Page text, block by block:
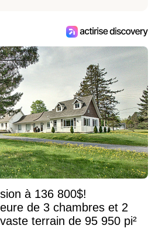
à 136 800$!
de 3 chambres et 2
terrain de 95 950 pi²